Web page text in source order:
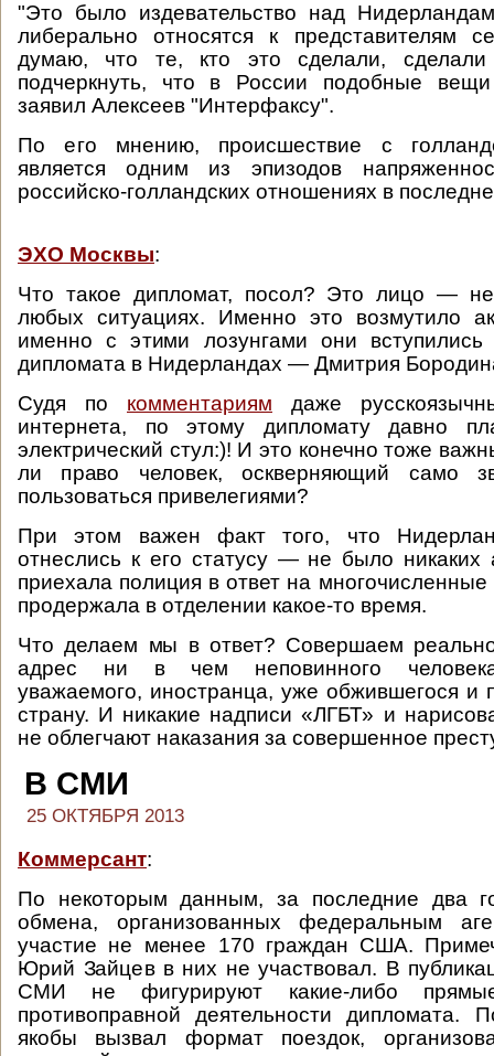
"Это было издевательство над
либерально относятся к представителям
думаю, что те, кто это сделали,
подчеркнуть, что в России подобные
заявил Алексеев "Интерфаксу".
По его мнению, происшествие с
является одним из эпизодов
российско-голландских отношениях в
ЭХО Москвы:
Что такое дипломат, посол? Это лицо —
любых ситуациях. Именно это возмутило
именно с этими лозунгами они
дипломата в Нидерландах — Дмитрия
Судя по комментариям даже
интернета, по этому дипломату давно
электрический стул:)! И это конечно тоже
ли право человек, оскверняющий само
пользоваться привелегиями?
При этом важен факт того, что
отнеслись к его статусу — не было никаких
приехала полиция в ответ на
продержала в отделении какое-то время.
Что делаем мы в ответ? Совершаем
адрес ни в чем неповинного человека,
уважаемого, иностранца, уже обжившегося и
страну. И никакие надписи «ЛГБТ» и
не облегчают наказания за совершенное
В СМИ
25 ОКТЯБРЯ 2013
Коммерсант:
По некоторым данным, за последние два
обмена, организованных федеральным
участие не менее 170 граждан США.
Юрий Зайцев в них не участвовал. В
СМИ не фигурируют какие-либо прямые
противоправной деятельности дипломата.
якобы вызвал формат поездок,